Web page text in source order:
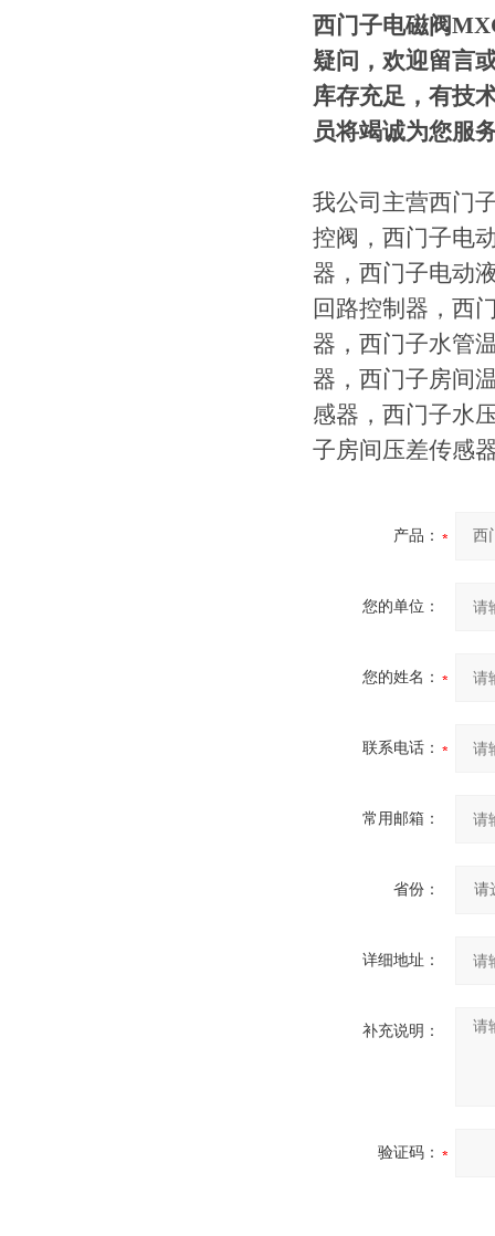
西门子电磁阀
疑问，欢迎留言
库存充足，有技
员将竭诚为您服
我公司主营西门
控阀，西门子电
器，西门子电动
回路控制器，西
器，西门子水管
器，西门子房间
感器，西门子水
子房间压差传感
产品：
您的单位：
您的姓名：
联系电话：
常用邮箱：
省份：
详细地址：
补充说明：
验证码：